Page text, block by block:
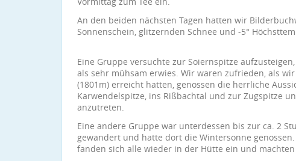
An den beiden nächsten Tagen hatten wir
Sonnenschein, glitzernden Schnee und -5°
Eine Gruppe versuchte zur Soiernspitze
als sehr mühsam erwies. Wir waren zufrieden, als
(1801m) erreicht hatten, genossen die herrliche
Karwendelspitze, ins Rißbachtal und zur Zugspitze
anzutreten.
Eine andere Gruppe war unterdessen bis zur ca. 2
gewandert und hatte dort die Wintersonne
fanden sich alle wieder in der Hütte ein und